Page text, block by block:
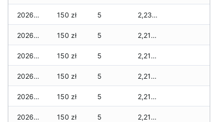
2026-07-17 150 zł 5 2,230 zł
2026-07-16 150 zł 5 2,210 zł
2026-07-15 150 zł 5 2,210 zł
2026-07-14 150 zł 5 2,210 zł
2026-07-13 150 zł 5 2,210 zł
2026-07-12 150 zł 5 2,210 zł